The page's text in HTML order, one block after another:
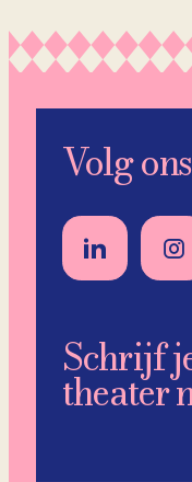
Volg
Schrijf
theater